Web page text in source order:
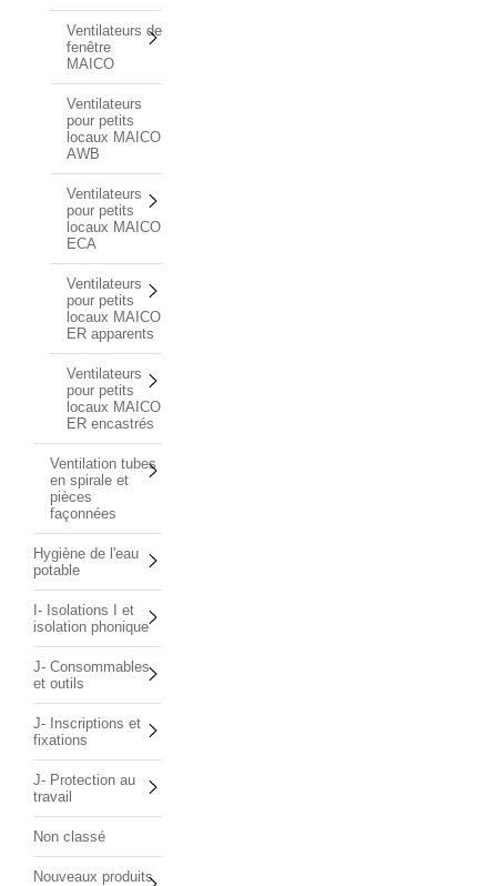
Ventilateurs de
fenêtre
MAICO
Ventilateurs
pour petits
locaux MAICO
AWB
Ventilateurs
pour petits
locaux MAICO
ECA
Ventilateurs
pour petits
locaux MAICO
ER apparents
Ventilateurs
pour petits
locaux MAICO
ER encastrés
Ventilation tubes
en spirale et
pièces
façonnées
Hygiène de l'eau
potable
I- Isolations I et
isolation phonique
J- Consommables
et outils
J- Inscriptions et
fixations
J- Protection au
travail
Non classé
Nouveaux produits